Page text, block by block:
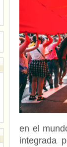
en el
integrada